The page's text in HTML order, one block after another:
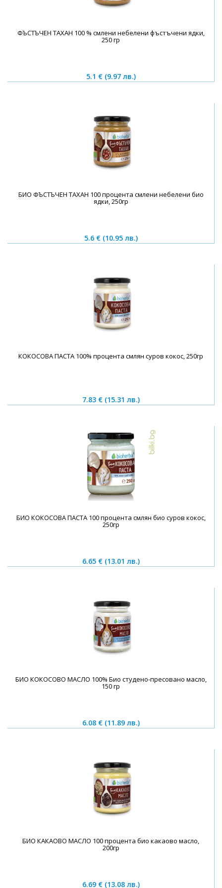
ФЪСТЪЧЕН ТАХАН 100 % смлени небелени фъстъчени ядки,
250 гр
5.1 € (9.97 лв.)
БИО ФЪСТЪЧЕН ТАХАН 100 процента смлени небелени био
ядки, 250гр
5.6 € (10.95 лв.)
КОКОСОВА ПАСТА 100% процента смлян суров кокос, 250гр
7.83 € (15.31 лв.)
БИО КОКОСОВА ПАСТА 100 процента смлян био суров кокос,
250гр
6.65 € (13.01 лв.)
БИО КОКОСОВО МАСЛО 100% Био студено-пресовано масло,
150 гр
6.08 € (11.89 лв.)
БИО КАКАОВО МАСЛО 100 процента био какаово масло,
200гр
6.69 € (13.08 лв.)